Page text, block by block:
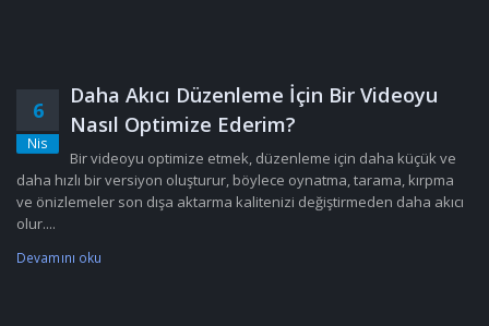
6
Nis
Daha Akıcı Düzenleme İçin Bir Videoyu
Nasıl Optimize Ederim?
Bir videoyu optimize etmek, düzenleme için daha küçük ve
daha hızlı bir versiyon oluşturur, böylece oynatma, tarama, kırpma
ve önizlemeler son dışa aktarma kalitenizi değiştirmeden daha akıcı
olur....
Devamını oku